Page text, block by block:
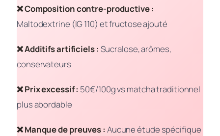
❌ Composition contre-productive :
Maltodextrine (IG 110) et fructose ajouté
❌ Additifs artificiels : Sucralose, arômes,
conservateurs
❌ Prix excessif : 50€/100g vs matcha traditionnel
plus abordable
❌ Manque de preuves : Aucune étude spécifique